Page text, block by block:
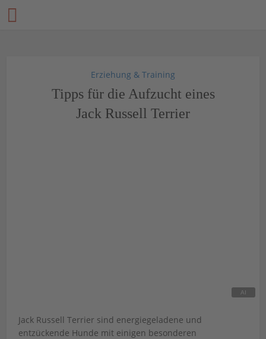
Erziehung & Training
Tipps für die Aufzucht eines
Jack Russell Terrier
Jack Russell Terrier sind energiegeladene und
entzückende Hunde mit einigen besonderen